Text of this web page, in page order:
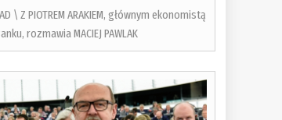
\ Z PIOTREM ARAKIEM, głównym ekonomistą
rozmawia MACIEJ PAWLAK